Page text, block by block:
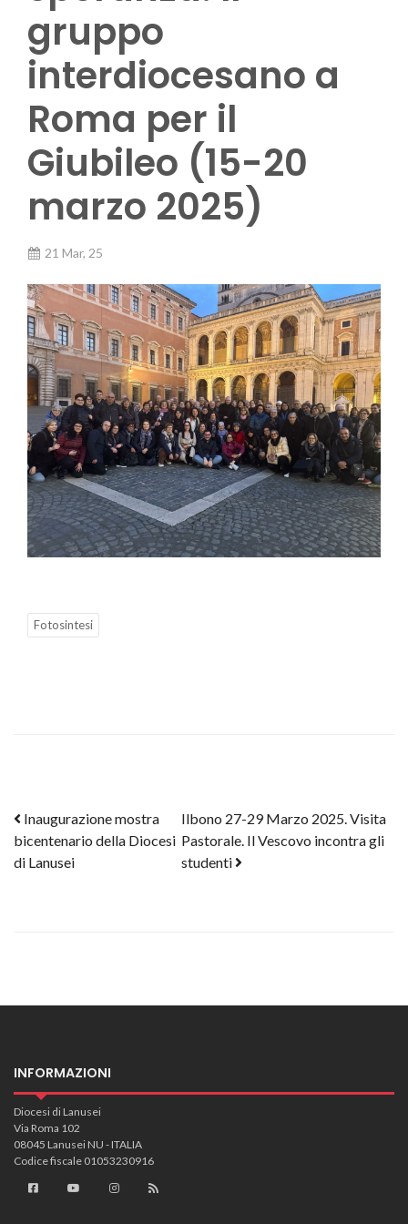
gruppo
interdiocesano a
Roma per il
Giubileo (15-20
marzo 2025)
21 Mar, 25
Fotosintesi
Post navigation
Inaugurazione mostra
bicentenario della Diocesi
di Lanusei
Ilbono 27-29 Marzo 2025. Visita
Pastorale. Il Vescovo incontra gli
studenti
INFORMAZIONI
Diocesi di Lanusei
Via Roma 102
08045 Lanusei NU - ITALIA
Codice fiscale 01053230916